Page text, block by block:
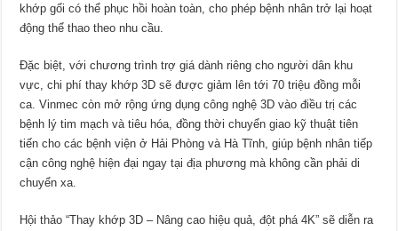
khớp gối có thể phục hồi hoàn toàn, cho phép bệnh nhân trở lại hoạt
động thể thao theo nhu cầu.
Đặc biệt, với chương trình trợ giá dành riêng cho người dân khu
vực, chi phí thay khớp 3D sẽ được giảm lên tới 70 triệu đồng mỗi
ca. Vinmec còn mở rộng ứng dụng công nghệ 3D vào điều trị các
bệnh lý tim mạch và tiêu hóa, đồng thời chuyển giao kỹ thuật tiên
tiến cho các bệnh viện ở Hải Phòng và Hà Tĩnh, giúp bệnh nhân tiếp
cận công nghệ hiện đại ngay tại địa phương mà không cần phải di
chuyển xa.
Hội thảo “Thay khớp 3D – Nâng cao hiệu quả, đột phá 4K” sẽ diễn ra